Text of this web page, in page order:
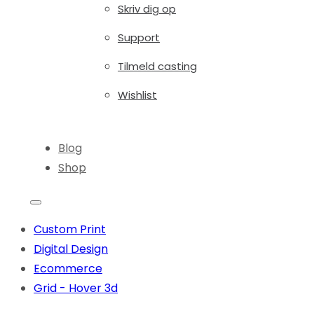
Skriv dig op
Support
Tilmeld casting
Wishlist
Blog
Shop
Custom Print
Digital Design
Ecommerce
Grid - Hover 3d